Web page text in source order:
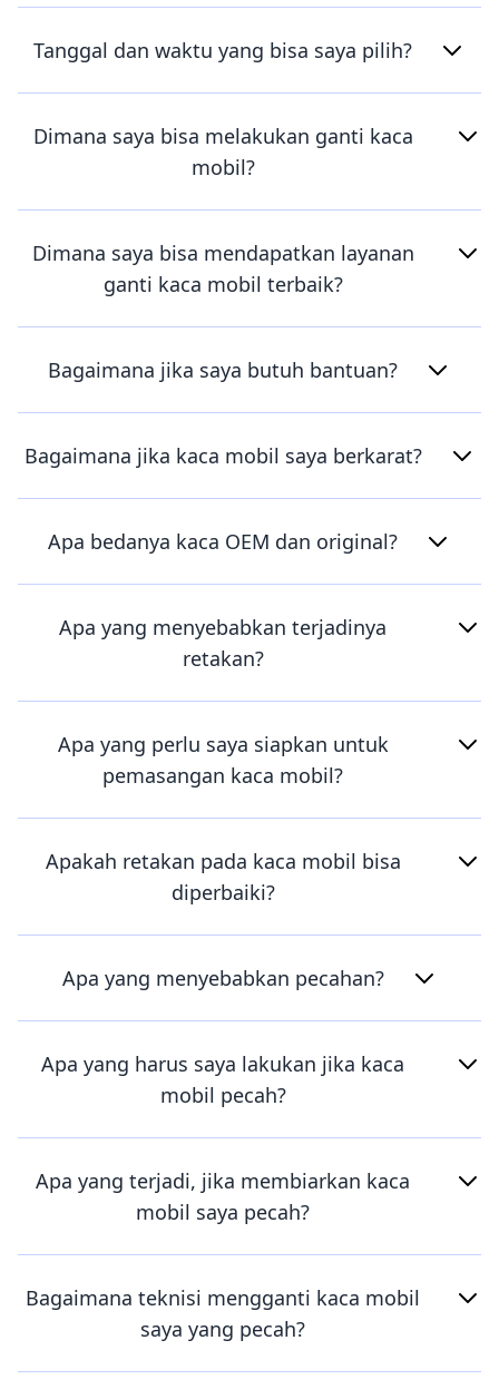
Tanggal dan waktu yang bisa saya pilih?
Dimana saya bisa melakukan ganti kaca
mobil?
Dimana saya bisa mendapatkan layanan
ganti kaca mobil terbaik?
Bagaimana jika saya butuh bantuan?
Bagaimana jika kaca mobil saya berkarat?
Apa bedanya kaca OEM dan original?
Apa yang menyebabkan terjadinya
retakan?
Apa yang perlu saya siapkan untuk
pemasangan kaca mobil?
Apakah retakan pada kaca mobil bisa
diperbaiki?
Apa yang menyebabkan pecahan?
Apa yang harus saya lakukan jika kaca
mobil pecah?
Apa yang terjadi, jika membiarkan kaca
mobil saya pecah?
Bagaimana teknisi mengganti kaca mobil
saya yang pecah?